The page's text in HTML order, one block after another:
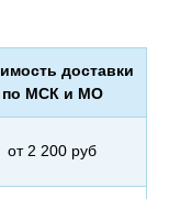
доставки
по МСК и МО
от 2 200 руб